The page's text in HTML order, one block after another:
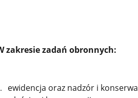
zakresie zadań obronnych:
ewidencja oraz nadzór i